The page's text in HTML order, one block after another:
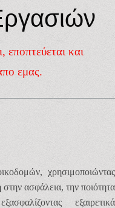
εποπτεύεται και
εμας.
χρησιμοποιώντας
ασφάλεια, την ποιότητα
εξαιρετικά